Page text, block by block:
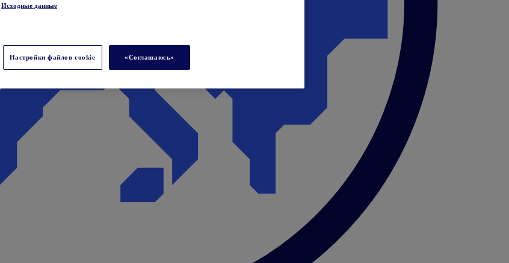
Исходные данные
Настройки файлов cookie «Соглашаюсь»